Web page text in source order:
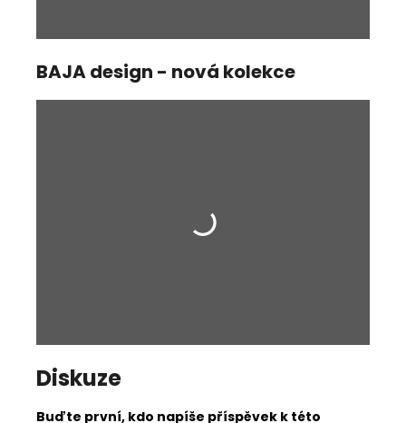
BAJA design - nová kolekce
Diskuze
Buďte první, kdo napíše příspěvek k této